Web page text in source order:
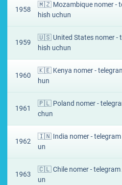
1958
🇲🇿 Mozambique nomer -
hish uchun
1959
🇺🇸 United States nomer -
hish uchun
1960
🇰🇪 Kenya nomer -
hun
1961
🇵🇱 Poland nomer -
chun
1962
🇮🇳 India nomer - telegram
un
1963
🇨🇱 Chile nomer - telegram
un